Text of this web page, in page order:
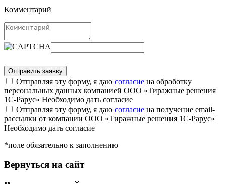
Комментарий
Отправляя эту форму, я даю согласие на обработку
персональных данных компанией ООО «Тиражные решения
1С-Рарус» Необходимо дать согласие
Отправляя эту форму, я даю согласие на получение email-
рассылки от компании ООО «Тиражные решения 1С-Рарус»
Необходимо дать согласие
*поле обязательно к заполнению
Вернуться на сайт